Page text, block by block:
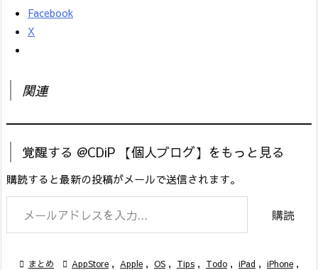
Facebook
X
関連
覚醒する @CDiP 【個人ブログ】をもっと見る
購読すると最新の投稿がメールで送信されます。
メールアドレスを入力...
購読
 まとめ  AppStore , Apple , OS , Tips , Todo , iPad , iPhone ,